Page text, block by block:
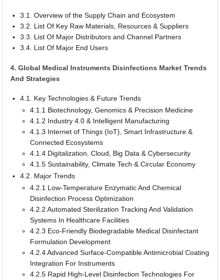
3.1. Overview of the Supply Chain and Ecosystem
3.2. List Of Key Raw Materials, Resources & Suppliers
3.3. List Of Major Distributors and Channel Partners
3.4. List Of Major End Users
4. Global Medical Instruments Disinfections Market Trends
And Strategies
4.1. Key Technologies & Future Trends
4.1.1 Biotechnology, Genomics & Precision Medicine
4.1.2 Industry 4.0 & Intelligent Manufacturing
4.1.3 Internet of Things (IoT), Smart Infrastructure &
Connected Ecosystems
4.1.4 Digitalization, Cloud, Big Data & Cybersecurity
4.1.5 Sustainability, Climate Tech & Circular Economy
4.2. Major Trends
4.2.1 Low-Temperature Enzymatic And Chemical
Disinfection Process Optimization
4.2.2 Automated Sterilization Tracking And Validation
Systems In Healthcare Facilities
4.2.3 Eco-Friendly Biodegradable Medical Disinfectant
Formulation Development
4.2.4 Advanced Surface-Compatible Antimicrobial Coating
Integration For Instruments
4.2.5 Rapid High-Level Disinfection Technologies For